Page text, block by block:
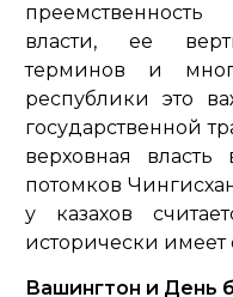
власти, ее
терминов и
республики это
государственной
верховная
потомков
у казахов
исторически имеет
Вашингтон и День